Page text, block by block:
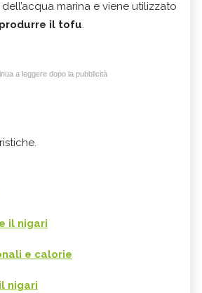
marina e viene utilizzato
il tofu.
a leggere dopo la pubblicità
il nigari
e calorie
nigari